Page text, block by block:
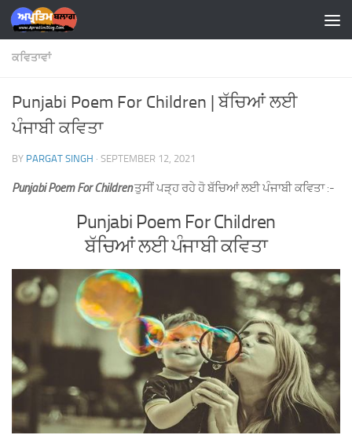
Skip to content
ਕਵਿਤਾਵਾਂ
Punjabi Poem For Children | ਬੱਚਿਆਂ ਲਈ
ਪੰਜਾਬੀ ਕਵਿਤਾ
BY PARGAT SINGH · SEPTEMBER 12, 2021
Punjabi Poem For Childrenਤੁਸੀਂ ਪੜ੍ਹ ਰਹੇ ਹੋ ਬੱਚਿਆਂ ਲਈ ਪੰਜਾਬੀ ਕਵਿਤਾ :-
Punjabi Poem For Children
ਬੱਚਿਆਂ ਲਈ ਪੰਜਾਬੀ ਕਵਿਤਾ